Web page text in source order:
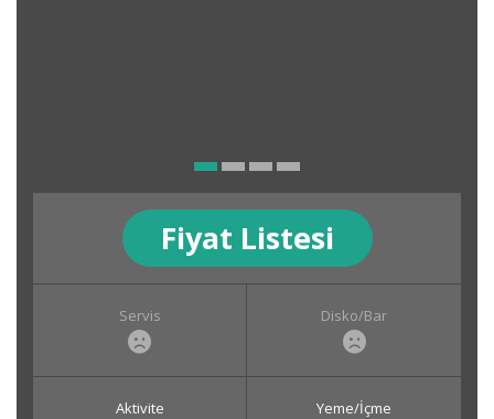
Fiyat Listesi
Servis Disko/Bar
Aktivite Yeme/İçme